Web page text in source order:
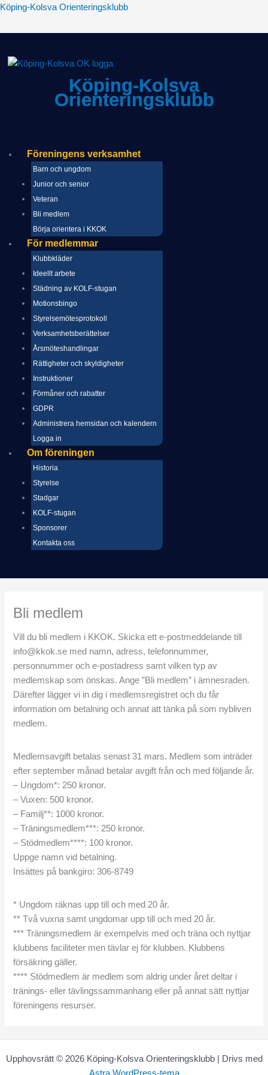
Hoppa
innehåll
Köping-Kolsva Orienteringsklubb
Köping-Kolsva
Orienteringsklubb
Föreningens verksamhet
Barn och ungdom
Junior och senior
Veteran
Bli medlem
Börja orientera i KKOK
För medlemmar
Klubbkläder
Ideellt arbete
Städning av KOLF-stugan
Motionsbingo
Styrelsemötesprotokoll
Verksamhetsberättelser
Årsmöteshandlingar
Rättigheter och skyldigheter
Instruktioner
Förmåner och rabatter
GDPR
Administrera hemsidan och kalendern
Logga in
Om föreningen
Historia
Styrelse
Stadgar
KOLF-stugan
Sponsorer
Kontakta oss
Bli medlem
Vill du bli medlem i KKOK. Skicka ett e-postmeddelande till
info@kkok.se med namn, adress, telefonnummer,
personnummer och e-postadress samt vilken typ av
medlemskap som önskas. Ange ”Bli medlem” i ämnesraden.
Därefter lägger vi in dig i medlemsregistret och du får
information om betalning och annat att tänka på som nybliven
medlem.
Medlemsavgift betalas senast 31 mars. Medlem som inträder
efter september månad betalar avgift från och med följande år.
– Ungdom*: 250 kronor.
– Vuxen: 500 kronor.
– Familj**: 1000 kronor.
– Träningsmedlem***: 250 kronor.
– Stödmedlem****: 100 kronor.
Uppge namn vid betalning.
Insättes på bankgiro: 306-8749
* Ungdom räknas upp till och med 20 år.
** Två vuxna samt ungdomar upp till och med 20 år.
*** Träningsmedlem är exempelvis med och träna och nyttjar
klubbens faciliteter men tävlar ej för klubben. Klubbens
försäkring gäller.
**** Stödmedlem är medlem som aldrig under året deltar i
tränings- eller tävlingssammanhang eller på annat sätt nyttjar
föreningens resurser.
Upphovsrätt © 2026 Köping-Kolsva Orienteringsklubb | Drivs med